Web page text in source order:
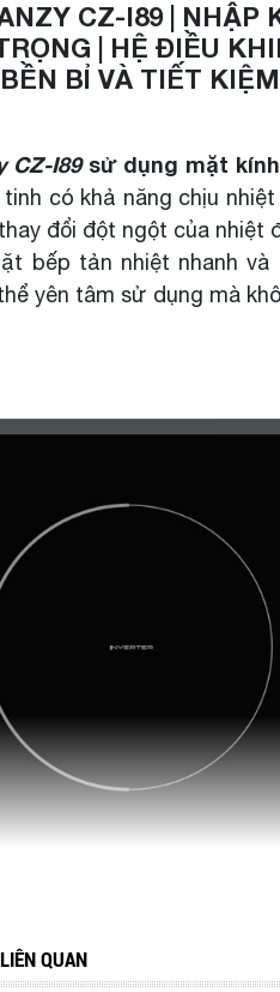
CZ-I89 | NHẬP
| HỆ ĐIỀU
BỈ VÀ TIẾT
CZ-I89 sử dụng mặt
tinh có khả năng chịu
đổi đột ngột của nhiệt
bếp tản nhiệt nhanh
yên tâm sử dụng mà
QUAN